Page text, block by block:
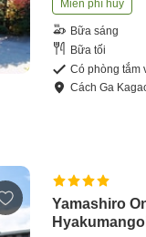
Miễn phí hủy
Bữa sáng
Bữa tối
Có phòng tắm
CáchGa
Yamashiro